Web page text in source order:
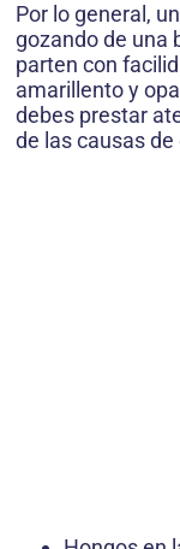
Por lo general,
gozando de una
parten con
amarillento y
debes prestar
de las causas